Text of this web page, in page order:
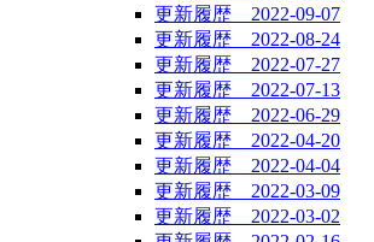
更新履歴 2022-09-07
更新履歴 2022-08-24
更新履歴 2022-07-27
更新履歴 2022-07-13
更新履歴 2022-06-29
更新履歴 2022-04-20
更新履歴 2022-04-04
更新履歴 2022-03-09
更新履歴 2022-03-02